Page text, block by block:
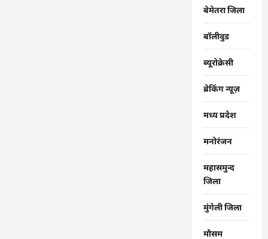
बेमेतरा जिला
बॉलीवुड
ब्यूरोक्रेसी
ब्रेकिंग न्यूज़
मध्य प्रदेश
मनोरंजन
महासमुन्द
जिला
मुंगेली जिला
मौसम